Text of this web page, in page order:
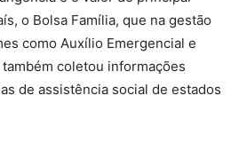
o Bolsa Família, que na gestão
como Auxílio Emergencial e
também coletou informações
de assistência social de estados